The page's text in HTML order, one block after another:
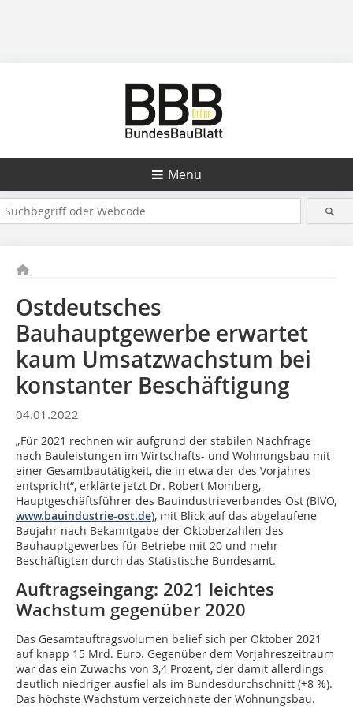
Menü
Ostdeutsches
Bauhauptgewerbe erwartet
kaum Umsatzwachstum bei
konstanter Beschäftigung
04.01.2022
„Für 2021 rechnen wir aufgrund der stabilen Nachfrage
nach Bauleistungen im Wirtschafts- und Wohnungsbau mit
einer Gesamtbautätigkeit, die in etwa der des Vorjahres
entspricht“, erklärte jetzt Dr. Robert Momberg,
Hauptgeschäftsführer des Bauindustrieverbandes Ost (BIVO,
www.bauindustrie-ost.de), mit Blick auf das abgelaufene
Baujahr nach Bekanntgabe der Oktoberzahlen des
Bauhauptgewerbes für Betriebe mit 20 und mehr
Beschäftigten durch das Statistische Bundesamt.
Auftragseingang: 2021 leichtes
Wachstum gegenüber 2020
Das Gesamtauftragsvolumen belief sich per Oktober 2021
auf knapp 15 Mrd. Euro. Gegenüber dem Vorjahreszeitraum
war das ein Zuwachs von 3,4 Prozent, der damit allerdings
deutlich niedriger ausfiel als im Bundesdurchschnitt (+8 %).
Das höchste Wachstum verzeichnete der Wohnungsbau.